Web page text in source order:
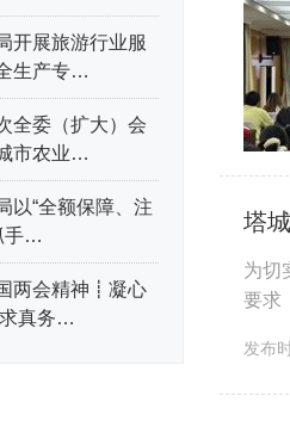
开展旅游行业服
生产专…
全委（扩大）会
市农业…
以“全额保障、注
手…
两会精神┋凝心
真务…
塔
为切
要求
发布